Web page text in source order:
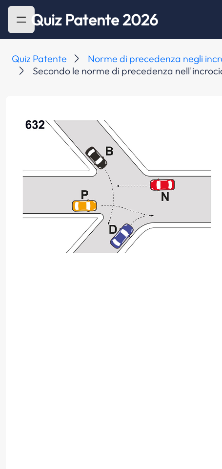
Quiz Patente 2026
Quiz Patente
Norme di precedenza negli
Secondo le norme di precedenza